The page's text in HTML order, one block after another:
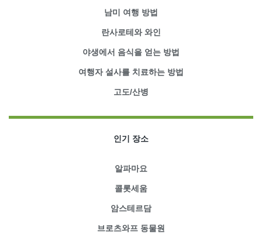
남미 여행 방법
란사로테와 와인
야생에서 음식을 얻는 방법
여행자 설사를 치료하는 방법
고도/산병
인기 장소
알파마요
콜롯세움
암스테르담
브로츠와프 동물원